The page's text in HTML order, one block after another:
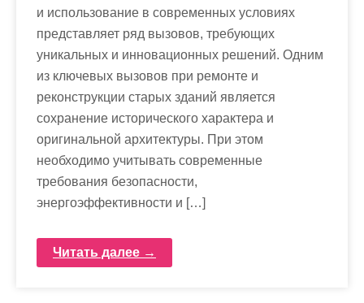
и использование в современных условиях
представляет ряд вызовов, требующих
уникальных и инновационных решений. Одним
из ключевых вызовов при ремонте и
реконструкции старых зданий является
сохранение исторического характера и
оригинальной архитектуры. При этом
необходимо учитывать современные
требования безопасности,
энергоэффективности и […]
Читать далее →